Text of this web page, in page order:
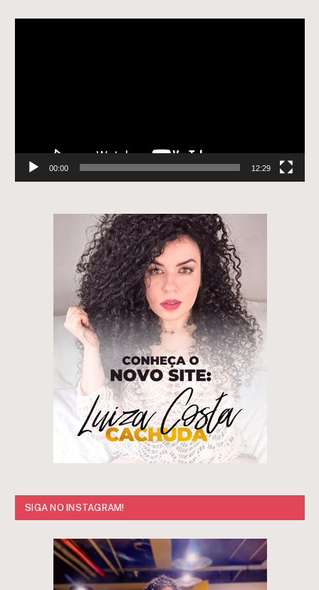
00:00 12:29
SIGA NO INSTAGRAM!